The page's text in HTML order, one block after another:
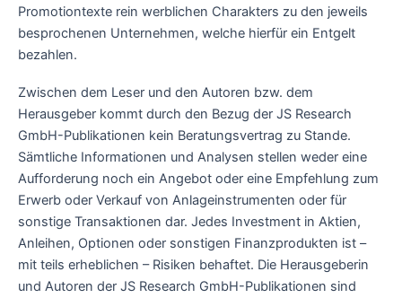
Promotiontexte rein werblichen Charakters zu den jeweils
besprochenen Unternehmen, welche hierfür ein Entgelt
bezahlen.
Zwischen dem Leser und den Autoren bzw. dem
Herausgeber kommt durch den Bezug der JS Research
GmbH-Publikationen kein Beratungsvertrag zu Stande.
Sämtliche Informationen und Analysen stellen weder eine
Aufforderung noch ein Angebot oder eine Empfehlung zum
Erwerb oder Verkauf von Anlageinstrumenten oder für
sonstige Transaktionen dar. Jedes Investment in Aktien,
Anleihen, Optionen oder sonstigen Finanzprodukten ist –
mit teils erheblichen – Risiken behaftet. Die Herausgeberin
und Autoren der JS Research GmbH-Publikationen sind